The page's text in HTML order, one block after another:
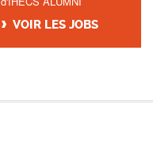
VOIR LES JOBS